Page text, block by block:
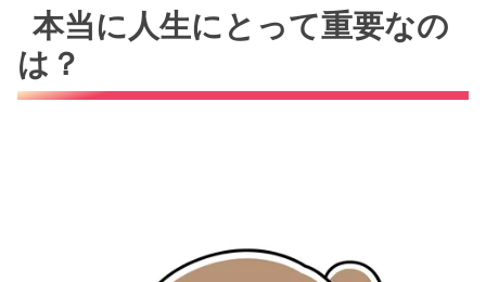
本当に人生にとって重要なの
は？